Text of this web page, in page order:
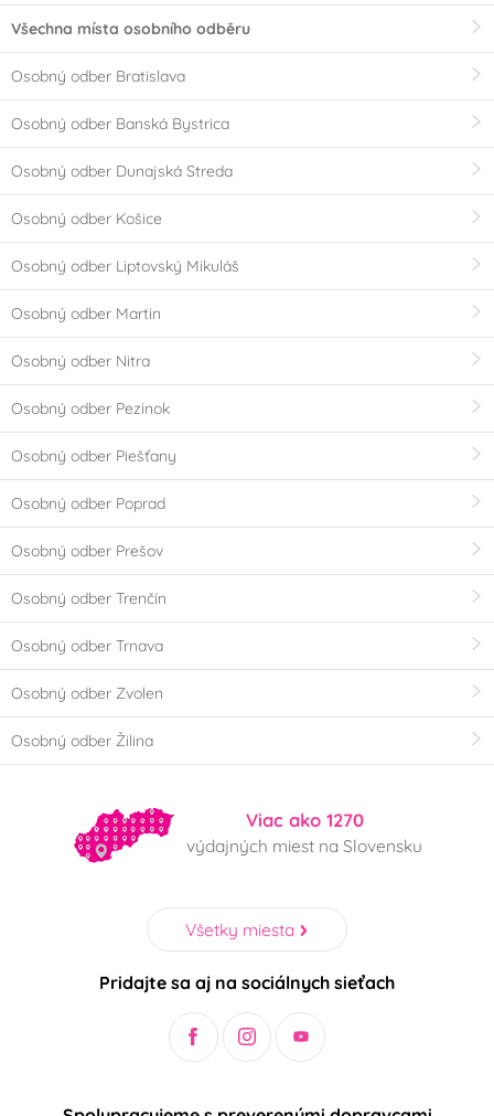
Všechna místa osobního odběru
Osobný odber Bratislava
Osobný odber Banská Bystrica
Osobný odber Dunajská Streda
Osobný odber Košice
Osobný odber Liptovský Mikuláš
Osobný odber Martin
Osobný odber Nitra
Osobný odber Pezinok
Osobný odber Piešťany
Osobný odber Poprad
Osobný odber Prešov
Osobný odber Trenčín
Osobný odber Trnava
Osobný odber Zvolen
Osobný odber Žilina
Viac ako 1270
výdajných miest na Slovensku
Všetky miesta
Pridajte sa aj na sociálnych sieťach